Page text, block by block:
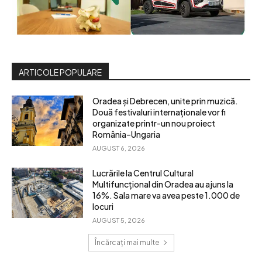
ARTICOLE POPULARE
Oradea și Debrecen, unite prin muzică.
Două festivaluri internaționale vor fi
organizate printr-un nou proiect
România–Ungaria
AUGUST 6, 2026
Lucrările la Centrul Cultural
Multifuncțional din Oradea au ajuns la
16%. Sala mare va avea peste 1.000 de
locuri
AUGUST 5, 2026
Încărcați mai multe